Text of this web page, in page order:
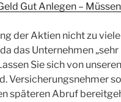
Gut Anlegen –
der Aktien nicht zu
das Unternehmen
Sie sich von
Versicherungsnehmer
späteren Abruf